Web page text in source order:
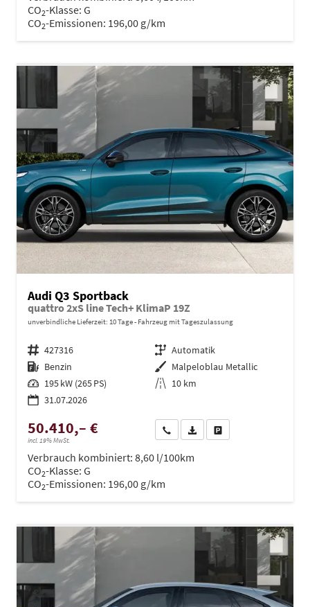
CO2-Klasse: G
CO2-Emissionen: 196,00 g/km
Audi Q3 Sportback
quattro 2xS line Tech+ KlimaP 19Z
unverbindliche Lieferzeit: 10 Tage Fahrzeug mit Tageszulassung
Fahrzeugnr. 427316 Getriebe Automatik
Kraftstoff Benzin Außenfarbe Malpeloblau Metallic
Leistung 195 kW (265 PS) Kilometerstand 10 km
31.07.2026
50.410,– €
incl. 19% MwSt.
Wir rufen Sie anPDF-Datei, Fahrzeugexposé
Verbrauch kombiniert: 8,60 l/100km
CO2-Klasse: G
CO2-Emissionen: 196,00 g/km